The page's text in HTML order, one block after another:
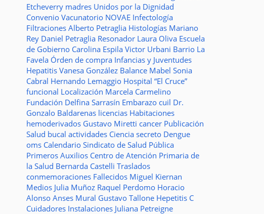
Etcheverry madres Unidos por la Dignidad
Convenio Vacunatorio NOVAE Infectología
Filtraciones Alberto Petraglia Histologías Mariano
Rey Daniel Petraglia Resonador Laura Oliva Escuela
de Gobierno Carolina Espila Victor Urbani Barrio La
Favela Órden de compra Infancias y Juventudes
Hepatitis Vanesa González Balance Mabel Sonia
Cabral Hernando Lemaggio Hospital “El Cruce”
funcional Localización Marcela Carmelino
Fundación Delfina Sarrasín Embarazo cuil Dr.
Gonzalo Baldarenas licencias Habitaciones
hemoderivados Gustavo Miretti cancer Publicación
Salud bucal actividades Ciencia secreto Dengue
oms Calendario Sindicato de Salud Pública
Primeros Auxilios Centro de Atención Primaria de
la Salud Bernarda Castelli Traslados
conmemoraciones Fallecidos Miguel Kiernan
Medios Julia Muñoz Raquel Perdomo Horacio
Alonso Anses Mural Gustavo Tallone Hepetitis C
Cuidadores Instalaciones Juliana Petreigne